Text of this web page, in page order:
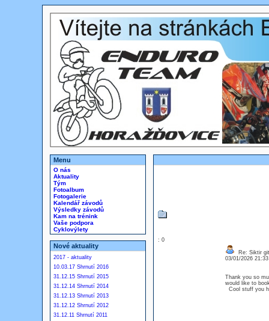
Menu
O nás
Aktuality
Tým
Fotoalbum
Fotogalerie
Kalendář závodů
Výsledky závodů
Kam na trénink
Vaše podpora
Cyklovýlety
Nové aktuality
2017 - aktuality
10.03.17 Shrnutí 2016
31.12.15 Shrnutí 2015
31.12.14 Shrnutí 2014
31.12.13 Shrnutí 2013
31.12.12 Shrnutí 2012
31.12.11 Shrnutí 2011
: 0
Re: Siktir
03/01/2026
Thank you so
would like to
Cool stuff you